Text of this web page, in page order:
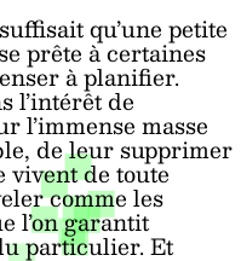
qu’une petite
prête à certaines
à planifier.
l’intérêt de
l’immense masse
de leur supprimer
vivent de toute
comme les
l’on garantit
particulier. Et